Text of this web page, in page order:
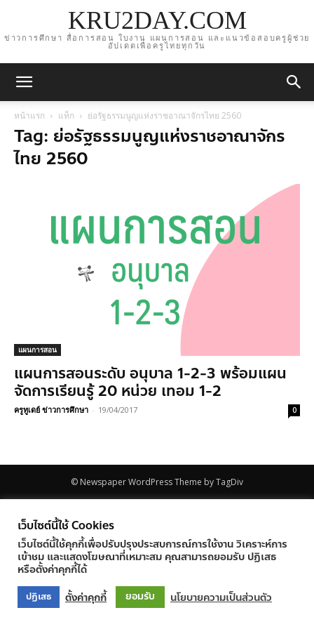
KRU2DAY.COM
ข่าวการศึกษา สื่อการสอน ใบงาน แผนการสอน และแนวข้อสอบครูผู้ช่วย
อัปเดตเพื่อครูไทยทุกวัน
หน้าแรก แท็ก ย่อรัฐธรรมนูญแห่งราชอาณาจักรไทย 2560
Tag: ย่อรัฐธรรมนูญแห่งราชอาณาจักร
ไทย 2560
แผนการสอน
แผนการสอนระดับ อนุบาล 1-2-3 พร้อมแผน
จัดการเรียนรู้ 20 หน่วย เทอม 1-2
ครูทูเดย์ ข่าวการศึกษา - 19/04/2017 0
© Newspaper WordPress Theme by TagDiv
เว็บไซต์นี้ใช้ Cookies
เว็บไซต์นี้ใช้คุกกี้เพื่อปรับปรุงประสบการณ์การใช้งาน วิเคราะห์การ
เข้าชม และแสดงโฆษณาที่เหมาะสม คุณสามารถยอมรับ ปฏิเสธ
หรือตั้งค่าคุกกี้ได้
ปฏิเสธ ตั้งค่าคุกกี้ ยอมรับ นโยบายความเป็นส่วนตัว